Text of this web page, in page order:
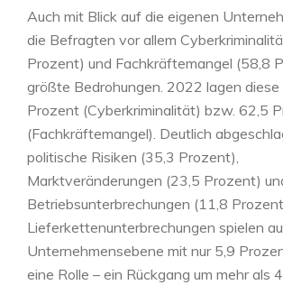
Auch mit Blick auf die eigenen
die Befragten vor allem
Prozent) und Fachkräftemangel (58,8
größte Bedrohungen. 2022 lagen
Prozent (Cyberkriminalität) bzw. 62,5
(Fachkräftemangel). Deutlich
politische Risiken (35,3 Prozent),
Marktveränderungen (23,5 Prozent)
Betriebsunterbrechungen (11,8
Lieferkettenunterbrechungen spielen
Unternehmensebene mit nur 5,9
eine Rolle – ein Rückgang um mehr als